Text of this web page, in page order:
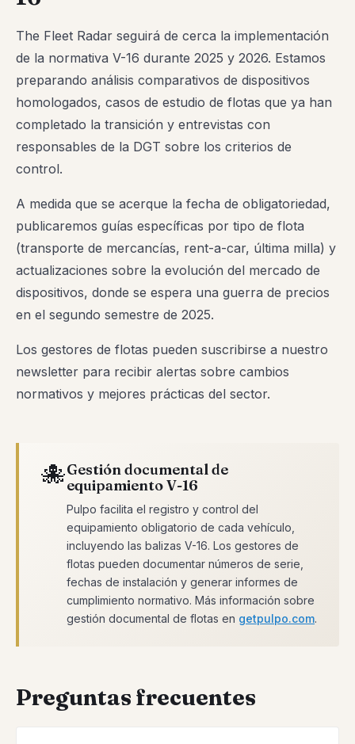
The Fleet Radar seguirá de cerca la implementación
de la normativa V-16 durante 2025 y 2026. Estamos
preparando análisis comparativos de dispositivos
homologados, casos de estudio de flotas que ya han
completado la transición y entrevistas con
responsables de la DGT sobre los criterios de
control.
A medida que se acerque la fecha de obligatoriedad,
publicaremos guías específicas por tipo de flota
(transporte de mercancías, rent-a-car, última milla) y
actualizaciones sobre la evolución del mercado de
dispositivos, donde se espera una guerra de precios
en el segundo semestre de 2025.
Los gestores de flotas pueden suscribirse a nuestro
newsletter para recibir alertas sobre cambios
normativos y mejores prácticas del sector.
🐙Gestión documental de
equipamiento V-16
Pulpo facilita el registro y control del
equipamiento obligatorio de cada vehículo,
incluyendo las balizas V-16. Los gestores de
flotas pueden documentar números de serie,
fechas de instalación y generar informes de
cumplimiento normativo. Más información sobre
gestión documental de flotas en getpulpo.com.
Preguntas frecuentes